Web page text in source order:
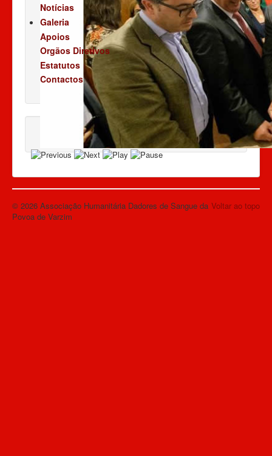
Notícias
Galeria
Apoios
Orgãos Diretivos
Estatutos
Contactos
Voltar ao topo
© 2026 Associação Humanitária Dadores de Sangue da
Povoa de Varzim